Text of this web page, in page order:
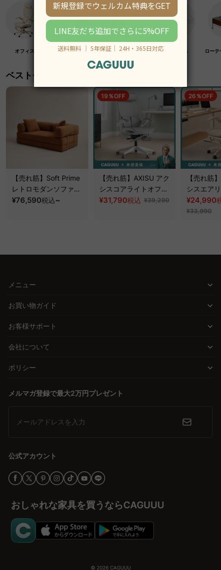
オフィス クラフト紙家具 高級木材家具 マットレス ロー
ベストセラー
【売れ筋】Soft Prime
レトロモダンソファベ
ッド｜20色以上から選
¥76,590税込~
19％OFF
【売れ筋】AXISU アク
シスコアライトオフィ
スチェア
¥31,790税込 ¥39,290
26％OFF
【売れ筋
シスエア
フィスチ
¥24,990
¥33,990
メニュー
お買い物ガイド
お客様サポート
会社について
ポリシー
メルマガ登録で最大2万円プレゼント
メールアドレスを入力
公式アカウント
おしゃれな家具を買うならCAGUUU
© 2026 CAGUUU